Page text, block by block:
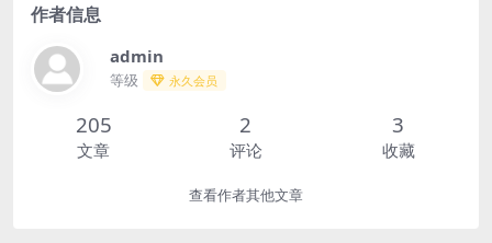
作者信息
admin
等级 永久会员
205
文章
2
评论
3
收藏
查看作者其他文章